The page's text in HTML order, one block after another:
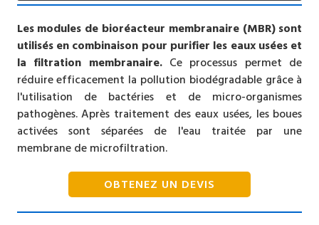
Les modules de bioréacteur membranaire (MBR) sont
utilisés en combinaison pour purifier les eaux usées et
la filtration membranaire. Ce processus permet de
réduire efficacement la pollution biodégradable grâce à
l'utilisation de bactéries et de micro-organismes
pathogènes. Après traitement des eaux usées, les boues
activées sont séparées de l'eau traitée par une
membrane de microfiltration.
OBTENEZ UN DEVIS